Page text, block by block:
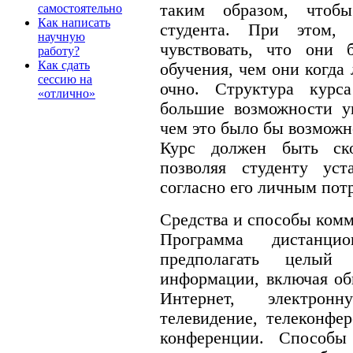
таким образом, чтобы
студента. При этом,
чувствовать, что они
обучения, чем они
очно. Структура
большие возможности
чем это было бы
Курс должен быть
позволяя студенту
согласно его личным
Средства и способы
Программа
предполагать
информации, включая
Интернет,
телевидение,
конференции.
самостоятельно
Как написать
научную
работу?
Как сдать
сессию на
«отлично»